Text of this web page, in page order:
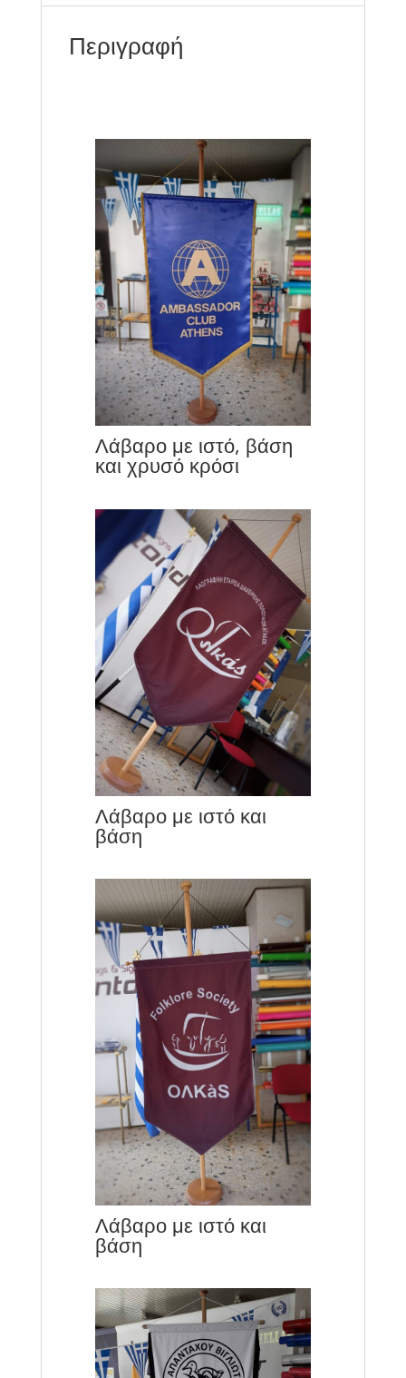
Περιγραφή
Λάβαρο με ιστό, βάση
και χρυσό κρόσι
Λάβαρο με ιστό και
βάση
Λάβαρο με ιστό και
βάση